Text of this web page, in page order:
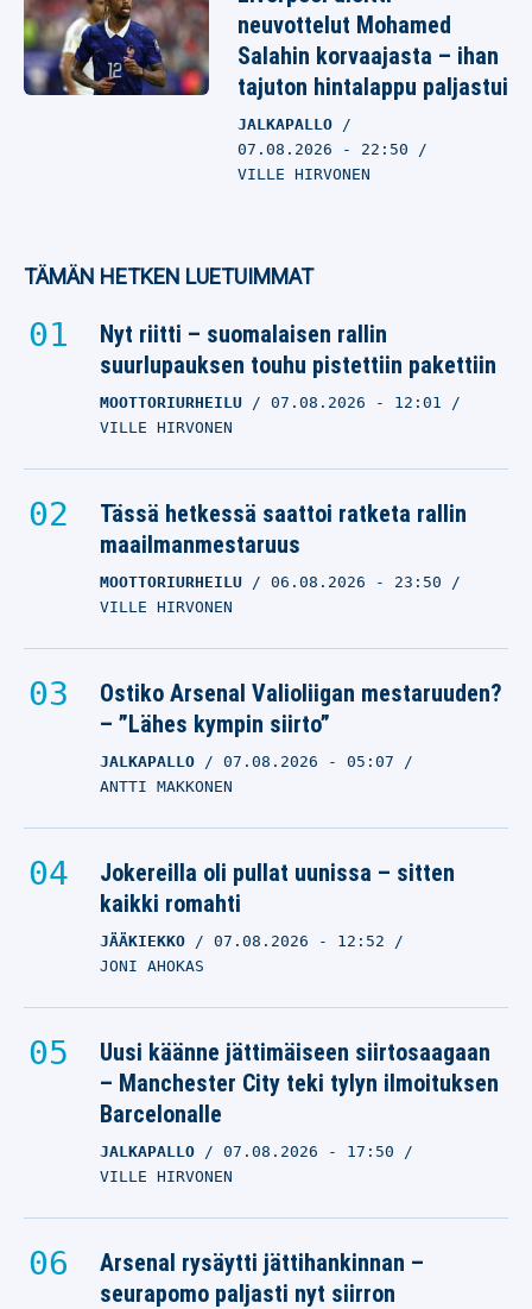
neuvottelut Mohamed
Salahin korvaajasta – ihan
tajuton hintalappu paljastui
JALKAPALLO
07.08.2026 - 22:50
VILLE HIRVONEN
TÄMÄN HETKEN LUETUIMMAT
Nyt riitti – suomalaisen rallin
suurlupauksen touhu pistettiin pakettiin
MOOTTORIURHEILU 07.08.2026 - 12:01
VILLE HIRVONEN
Tässä hetkessä saattoi ratketa rallin
maailmanmestaruus
MOOTTORIURHEILU 06.08.2026 - 23:50
VILLE HIRVONEN
Ostiko Arsenal Valioliigan mestaruuden?
– ”Lähes kympin siirto”
JALKAPALLO 07.08.2026 - 05:07
ANTTI MAKKONEN
Jokereilla oli pullat uunissa – sitten
kaikki romahti
JÄÄKIEKKO 07.08.2026 - 12:52
JONI AHOKAS
Uusi käänne jättimäiseen siirtosaagaan
– Manchester City teki tylyn ilmoituksen
Barcelonalle
JALKAPALLO 07.08.2026 - 17:50
VILLE HIRVONEN
Arsenal rysäytti jättihankinnan –
seurapomo paljasti nyt siirron